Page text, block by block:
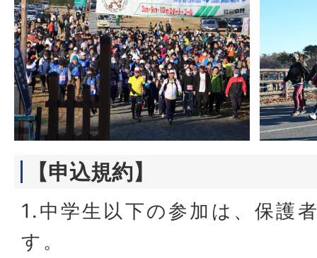
【申込規約】
1.中学生以下の参加は、保護
す。